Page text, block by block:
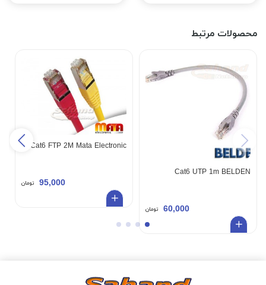
محصولات مرتبط
Cat6 UTP 1m BELDEN
60,000 تومان
Cat6 FTP 2M Mata Electronic
95,000 تومان